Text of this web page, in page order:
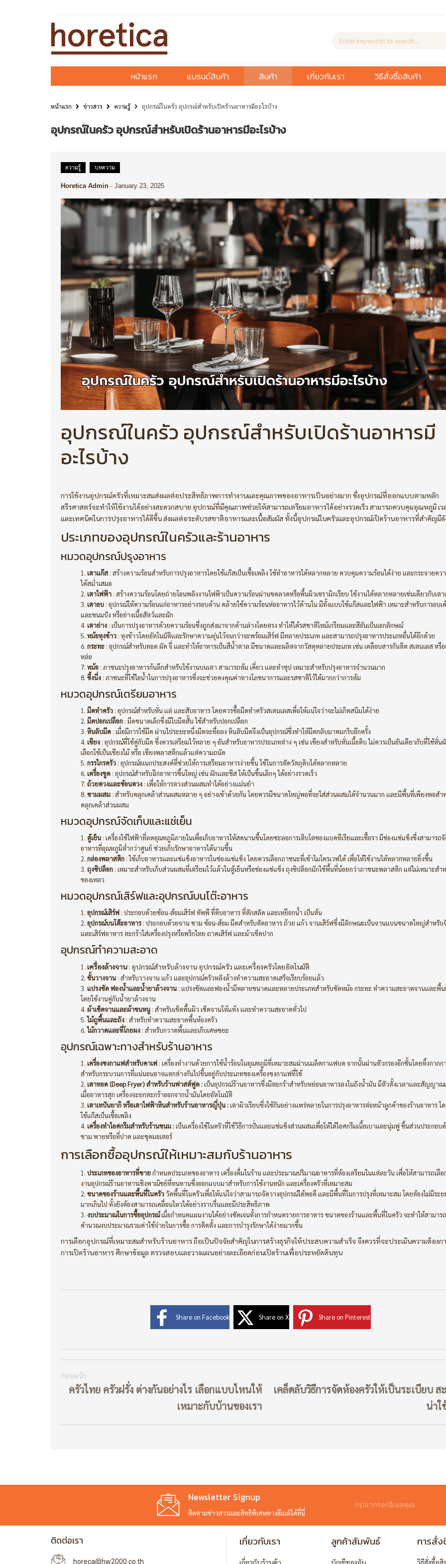
หน้าแรก แบรนด์สินค้า สินค้า เกี่ยวกับเรา วิธีสั่งซื้อสินค้า
หน้าแรก ข่าวสาร ความรู้ อุปกรณ์ในครัว อุปกรณ์สำหรับเปิดร้านอาหารมีอะไรบ้าง
อุปกรณ์ในครัว อุปกรณ์สำหรับเปิดร้านอาหารมีอะไรบ้าง
ความรู้ บทความ
Horetica Admin - January 23, 2025
อุปกรณ์ในครัว อุปกรณ์สำหรับเปิดร้านอาหารมี
อะไรบ้าง
การใช้งานอุปกรณ์ครัวที่เหมาะสมส่งผลต่อประสิทธิภาพการทำงานและคุณภาพของอาหารเป็นอย่างมาก ซึ่งอุปกรณ์ที่ออกแบบตามหลัก
สรีรศาสตร์จะทำให้ใช้งานได้อย่างสะดวกสบาย อุปกรณ์ที่มีคุณภาพช่วยให้สามารถเตรียมอาหารได้อย่างรวดเร็ว สามารถควบคุมอุณหภูมิ เว
และเทคนิคในการปรุงอาหารได้ดีขึ้น ส่งผลต่อระดับรสชาติอาหารและเนื้อสัมผัส ทั้งนี้อุปกรณ์ในครัวและอุปกรณ์เปิดร้านอาหารที่สำคัญมีดั
ประเภทของอุปกรณ์ในครัวและร้านอาหาร
หมวดอุปกรณ์ปรุงอาหาร
เตาแก๊ส : สร้างความร้อนสำหรับการปรุงอาหารโดยใช้แก๊สเป็นเชื้อเพลิง ใช้ทำอาหารได้หลากหลาย ควบคุมความร้อนได้ง่าย และกระจายคว
ได้สม่ำเสมอ
เตาไฟฟ้า : สร้างความร้อนโดยถ่ายโอนพลังงานไฟฟ้าเป็นความร้อนผ่านขดลวดหรือพื้นผิวเซรามิกเรียบ ใช้งานได้หลากหลายเช่นเดียวกับเต
เตาอบ : อุปกรณ์ให้ความร้อนแก่อาหารอย่างรอบด้าน คล้ายใช้ความร้อนห่ออาหารไว้ด้านใน มีทั้งแบบใช้แก๊สและไฟฟ้า เหมาะสำหรับการอบเ
และขนมปัง หรือย่างเนื้อสัตว์และผัก
เตาย่าง : เป็นการปรุงอาหารด้วยความร้อนซึ่งถูกส่งมาจากด้านล่างโดยตรง ทำให้ได้รสชาติไหม้เกรียมและสีอันเป็นเอกลักษณ์
หม้อหุงข้าว : หุงข้าวโดยอัตโนมัติและรักษาความอุ่นไว้จนกว่าจะพร้อมเสิร์ฟ มีหลายประเภท และสามารถปรุงอาหารประเภทอื่นได้อีกด้วย
กระทะ : อุปกรณ์สำหรับทอด ผัด จี่ และทำให้อาหารเป็นสีน้ำตาล มีขนาดและผลิตจากวัสดุหลายประเภท เช่น เคลือบสารกันติด สเตนเลส หรือ
หล่อ
หม้อ : ภาชนะปรุงอาหารก้นลึกสำหรับใช้งานบนเตา สามารถต้ม เคี่ยว และทำซุป เหมาะสำหรับปรุงอาหารจำนวนมาก
ซึ้งนึ่ง : ภาชนะที่ใช้ไอน้ำในการปรุงอาหารซึ่งจะช่วยคงคุณค่าทางโภชนาการและรสชาติไว้ได้มากกว่าการต้ม
หมวดอุปกรณ์เตรียมอาหาร
มีดทำครัว : อุปกรณ์สำหรับหั่น แล่ และสับอาหาร โดยควรซื้อมีดทำครัวสเตนเลสเพื่อให้แน่ใจว่าจะไม่เกิดสนิมได้ง่าย
มีดปอกเปลือก : มีดขนาดเล็กซึ่งมีใบมีดสั้น ใช้สำหรับปอกเปลือก
หินลับมีด : เมื่อมีการใช้มีด ผ่านไประยะหนึ่งมีดจะทื่อลง หินลับมีดจึงเป็นอุปกรณ์ซึ่งทำให้มีดกลับมาคมกริบอีกครั้ง
เขียง : อุปกรณ์ที่ใช้คู่กับมีด ซึ่งควรเตรียมไว้หลาย ๆ อันสำหรับอาหารประเภทต่าง ๆ เช่น เขียงสำหรับหั่นเนื้อดิบ ไม่ควรเป็นอันเดียวกับที่ใช้หั่น
เลือกใช้เป็นเขียงไม้หรือ เขียงพลาสติกแล้วแต่ความถนัด
กรรไกรครัว : อุปกรณ์อเนกประสงค์ที่ช่วยให้การเตรียมอาหารง่ายขึ้น ใช้ในการตัดวัตถุดิบได้หลากหลาย
เครื่องขูด : อุปกรณ์สำหรับฉีกอาหารชิ้นใหญ่ เช่น ผักและชีส ให้เป็นชิ้นเล็กๆ ได้อย่างรวดเร็ว
ถ้วยตวงและช้อนตวง : เพื่อให้การตวงส่วนผสมทำได้อย่างแม่นยำ
ชามผสม : สำหรับคลุกเคล้าส่วนผสมหลาย ๆ อย่างเข้าด้วยกัน โดยควรมีขนาดใหญ่พอที่จะใส่ส่วนผสมได้จำนวนมาก และมีพื้นที่เพียงพอสำ
คลุกเคล้าส่วนผสม
หมวดอุปกรณ์จัดเก็บและแช่เย็น
ตู้เย็น : เครื่องใช้ไฟฟ้าที่ลดอุณหภูมิภายในเพื่อเก็บอาหารให้สดนานขึ้นโดยชะลอการเติบโตของแบคทีเรียและเชื้อรา มีช่องแช่แข็งซึ่งสามารถจั
อาหารที่อุณหภูมิต่ำกว่าศูนย์ ช่วยเก็บรักษาอาหารได้นานขึ้น
กล่องพลาสติก : ใช้เก็บอาหารและแช่แข็งอาหารในช่องแช่แข็ง โดยควรเลือกภาชนะที่เข้าไมโครเวฟได้ เพื่อให้ใช้งานได้หลากหลายยิ่งขึ้น
ถุงซิปล็อก : เหมาะสำหรับเก็บส่วนผสมที่เตรียมไว้แล้วในตู้เย็นหรือช่องแช่แข็ง ถุงซิปล็อกมักใช้พื้นที่น้อยกว่าภาชนะพลาสติก แต่ไม่เหมาะสำ
ของเหลว
หมวดอุปกรณ์เสิร์ฟและอุปกรณ์บนโต๊ะอาหาร
อุปกรณ์เสิร์ฟ : ประกอบด้วยช้อน-ส้อมเสิร์ฟ ทัพพี ที่คีบอาหาร ที่ตักสลัด และเหยือกน้ำ เป็นต้น
อุปกรณ์บนโต๊ะอาหาร : ประกอบด้วยจาน ชาม ช้อน-ส้อม มีดสำหรับตัดอาหาร ถ้วย แก้ว จานเสิร์ฟซึ่งมีลักษณะเป็นจานแบนขนาดใหญ่สำหรับ
และเสิร์ฟอาหาร ตะกร้าใส่เครื่องปรุงหรือพริกไทย ถาดเสิร์ฟ และผ้าเช็ดปาก
อุปกรณ์ทำความสะอาด
เครื่องล้างจาน: อุปกรณ์สำหรับล้างจาน อุปกรณ์ครัว และเครื่องครัวโดยอัตโนมัติ
ชั้นวางจาน : สำหรับวางจาน แก้ว และอุปกรณ์ครัวหลังล้างทำความสะอาดเสร็จเรียบร้อยแล้ว
แปรงขัด ฟองน้ำและน้ำยาล้างจาน : แปรงขัดและฟองน้ำมีหลายขนาดและหลายประเภทสำหรับขัดหม้อ กระทะ ทำความสะอาดจานและพื้น
โดยใช้งานคู่กับน้ำยาล้างจาน
ผ้าเช็ดจานและผ้าขนหนู : สำหรับเช็ดพื้นผิว เช็ดจานให้แห้ง และทำความสะอาดทั่วไป
ไม้ถูพื้นและถัง : สำหรับทำความสะอาดพื้นห้องครัว
ไม้กวาดและที่โกยผง : สำหรับกวาดพื้นและเก็บเศษขยะ
อุปกรณ์เฉพาะทางสำหรับร้านอาหาร
เครื่องชงกาแฟสำหรับคาเฟ : เครื่องทำงานด้วยการใช้น้ำร้อนในอุณหภูมิที่เหมาะสมผ่านเมล็ดกาแฟบด จากนั้นผ่านตัวกรองอีกชั้นโดยทิ้งกากก
สำหรับกระบวนการที่แน่นอนอาจแตกต่างกันไปขึ้นอยู่กับประเภทของเครื่องชงกาแฟที่ใช้
เตาทอด (Deep Fryer) สำหรับร้านฟาสต์ฟูด :เป็นอุปกรณ์ร้านอาหารซึ่งมีตะกร้าสำหรับหย่อนอาหารลงในถังน้ำมัน มีตัวตั้งเวลาและสัญญาณ
เมื่ออาหารสุก เครื่องจะยกตะกร้าออกจากน้ำมันโดยอัตโนมัติ
เตาเทปันยากิ หรือเตาไฟฟ้าหินสำหรับร้านอาหารญี่ปุ่น :เตาผิวเรียบซึ่งใช้กันอย่างแพร่หลายในการปรุงอาหารต่อหน้าลูกค้าของร้านอาหาร โ
ใช้แก๊สเป็นเชื้อเพลิง
เครื่องทำไอศกรีมสำหรับร้านขนม :เป็นเครื่องใช้ในครัวที่ใช้วิธีการปั่นและแช่แข็งส่วนผสมเพื่อให้ได้ไอศกรีมเนื้อเบาและนุ่มฟู ชิ้นส่วนประกอบ
ชาม พายหรือที่ปาด และชุดมอเตอร์
การเลือกซื้ออุปกรณ์ให้เหมาะสมกับร้านอาหาร
ประเภทของอาหารที่ขายกำหนดประเภทของอาหาร เครื่องดื่มในร้าน และประมาณปริมาณอาหารที่ต้องเตรียมในแต่ละวัน เพื่อให้สามารถเลือ
งานอุปกรณ์ร้านอาหารเชิงพาณิชย์ที่ทนทานซึ่งออกแบบมาสำหรับการใช้งานหนัก และเครื่องครัวที่เหมาะสม
ขนาดของร้านและพื้นที่ในครัว วัดพื้นที่ในครัวเพื่อให้แน่ใจว่าสามารถจัดวางอุปกรณ์ได้พอดี และมีพื้นที่ในการปรุงที่เหมาะสม โดยต้องไม่มีระย
มากเกินไป ทั้งยังต้องสามารถเคลื่อนไหวได้อย่างราบรื่นและมีประสิทธิภาพ
งบประมาณในการซื้ออุปกรณ์เมื่อกำหนดแผนงานได้อย่างชัดเจนทั้งการกำหนดรายการอาหาร ขนาดของร้านและพื้นที่ในครัว จะทำให้สามารถ
คำนวณงบประมาณรวมค่าใช้จ่ายในการซื้อ การติดตั้ง และการบำรุงรักษาได้ง่ายมากขึ้น
การเลือกอุปกรณ์ที่เหมาะสมสำหรับร้านอาหาร ถือเป็นปัจจัยสำคัญในการสร้างธุรกิจให้ประสบความสำเร็จ จึงควรที่จะประเมินความต้องก
การเปิดร้านอาหาร ศึกษาข้อมูล ตรวจสอบและวางแผนอย่างละเอียดก่อนเปิดร้านเพื่อประหยัดต้นทุน
Share on Facebook Share on X Share on Pinterest
ก่อนหน้า
ครัวไทย ครัวฝรั่ง ต่างกันอย่างไร เลือกแบบไหนให้
เหมาะกับบ้านของเรา
เคล็ดลับวิธีการจัดห้องครัวให้เป็นระเบียบ ส
น่าใ
Newsletter Signup
ติดตามข่าวสารและสิทธิพิเศษทางอีเมล์ได้ที่นี่
ติดต่อเรา
horeca@hw2000.co.th
เกี่ยวกับเรา
เกี่ยวกับร้านค้า
ลูกค้าสัมพันธ์
บัญชีของฉัน
การสั่
วิธีสั่งซื้อสิ